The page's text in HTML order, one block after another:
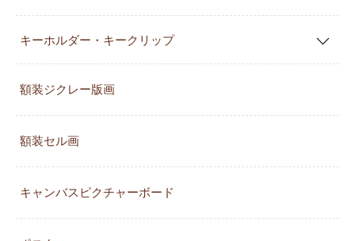
キーホルダー・キークリップ
額装ジクレー版画
額装セル画
キャンバスピクチャーボード